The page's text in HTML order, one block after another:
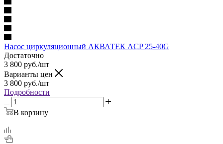
Насос циркуляционный АКВАТЕК ACP 25-40G
Достаточно
3 800 руб./шт
Варианты цен
3 800 руб./шт
Подробности
В корзину